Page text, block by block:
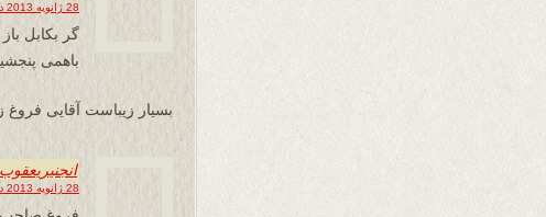
28 ژانویه 2013 در 20:50
گر بکابل
باهمی
بسیار زیباست آقایی فروغ
28 ژانویه 2013 در 21:50